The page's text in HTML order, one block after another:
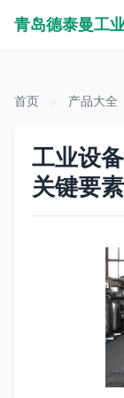
首页 产品大全
工业设
关键要素